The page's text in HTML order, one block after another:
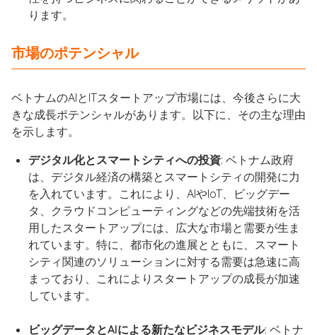
ります。
市場のポテンシャル
ベトナムのAIとITスタートアップ市場には、今後さらに大
きな成長ポテンシャルがあります。以下に、その主な理由
を示します。
デジタル化とスマートシティへの投資: ベトナム政府
は、デジタル経済の構築とスマートシティの開発に力
を入れています。これにより、AIやIoT、ビッグデー
タ、クラウドコンピューティングなどの先端技術を活
用したスタートアップには、広大な市場と需要が生ま
れています。特に、都市化の進展とともに、スマート
シティ関連のソリューションに対する需要は急速に高
まっており、これによりスタートアップの成長が加速
しています。
ビッグデータとAIによる新たなビジネスモデル: ベトナ